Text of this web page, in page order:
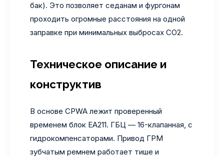
бак). Это позволяет седанам и фургонам
проходить огромные расстояния на одной
заправке при минимальных выбросах CO2.
Техническое описание и
конструктив
В основе CPWA лежит проверенный
временем блок EA211. ГБЦ — 16-клапанная, с
гидрокомпенсаторами. Привод ГРМ
зубчатым ремнем работает тише и